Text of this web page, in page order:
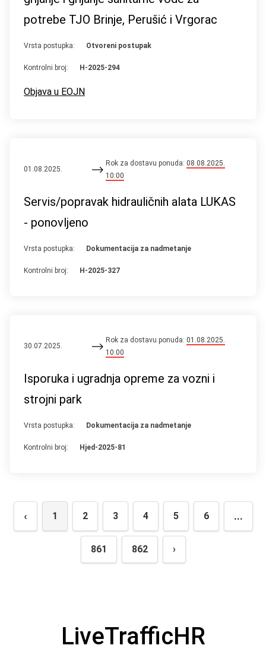
potrebe TJO Brinje, Perušić i Vrgorac
Vrsta postupka: Otvoreni postupak
Kontrolni broj: H-2025-294
Objava u EOJN
01.08.2025.
Rok za dostavu ponuda:08.08.2025.
10:00
Servis/popravak hidrauličnih alata LUKAS
- ponovljeno
Vrsta postupka: Dokumentacija za nadmetanje
Kontrolni broj: H-2025-327
30.07.2025.
Rok za dostavu ponuda:01.08.2025.
10:00
Isporuka i ugradnja opreme za vozni i
strojni park
Vrsta postupka: Dokumentacija za nadmetanje
Kontrolni broj: Hjed-2025-81
‹ 1 2 3 4 5 6 ...
861 862 ›
LiveTrafficHR